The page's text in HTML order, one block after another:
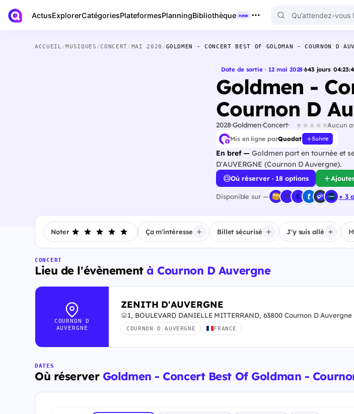
ActusExplorerCatégoriesPlateformesPlanningBibliothèque new
ACCUEIL /MUSIQUES /CONCERT/MAI 2028 /GOLDMEN - CONCERT BEST OF GOLDMAN - COURNON D
Date de sortie · 12 mai 2028·643 jours 04:23:
Goldmen -
Cournon D
2028 GoldmenConcert Aucun
Mis en ligne parQuodat Suivre
En bref — Goldmen part en tournée et
D'AUVERGNE (Cournon D Auvergne).
Où réserver · 18 options
Disponible sur — + 3
Noter Ça m'intéresse Billet sécurisé J'y suis allé
CONCERT
Lieu de l'évènementà Cournon D Auvergne
COURNON D
AUVERGNE
ZENITH D'AUVERGNE
1, BOULEVARD DANIELLE MITTERRAND, 63800 Cournon D Auvergne
COURNON D AUVERGNE FRANCE
DATES
Où réserver Goldmen - Concert Best Of Goldman -